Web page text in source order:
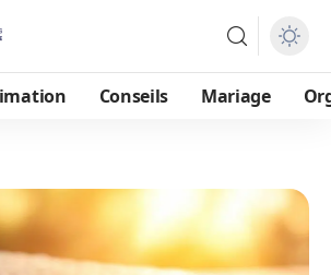
Conseils Mariage